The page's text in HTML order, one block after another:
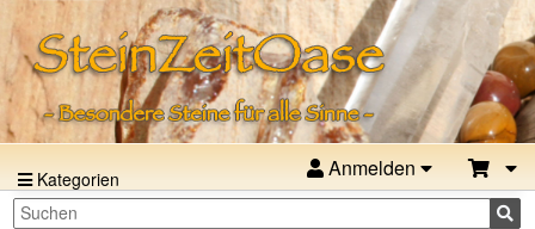
Kategorien Anmelden